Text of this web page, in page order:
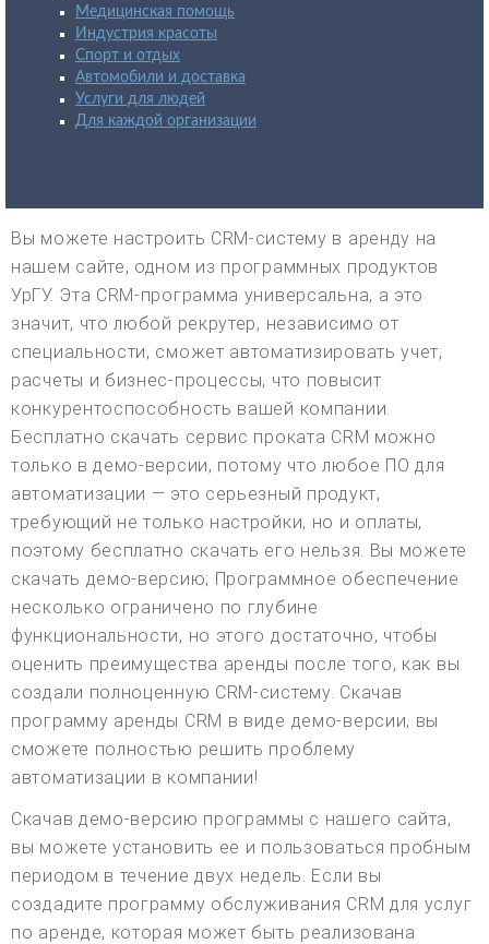
Медицинская помощь
Индустрия красоты
Спорт и отдых
Автомобили и доставка
Услуги для людей
Для каждой организации
Вы можете настроить CRM-систему в аренду на
нашем сайте, одном из программных продуктов
УрГУ. Эта CRM-программа универсальна, а это
значит, что любой рекрутер, независимо от
специальности, сможет автоматизировать учет,
расчеты и бизнес-процессы, что повысит
конкурентоспособность вашей компании.
Бесплатно скачать сервис проката CRM можно
только в демо-версии, потому что любое ПО для
автоматизации — это серьезный продукт,
требующий не только настройки, но и оплаты,
поэтому бесплатно скачать его нельзя. Вы можете
скачать демо-версию; Программное обеспечение
несколько ограничено по глубине
функциональности, но этого достаточно, чтобы
оценить преимущества аренды после того, как вы
создали полноценную CRM-систему. Скачав
программу аренды CRM в виде демо-версии, вы
сможете полностью решить проблему
автоматизации в компании!
Скачав демо-версию программы с нашего сайта,
вы можете установить ее и пользоваться пробным
периодом в течение двух недель. Если вы
создадите программу обслуживания CRM для услуг
по аренде, которая может быть реализована